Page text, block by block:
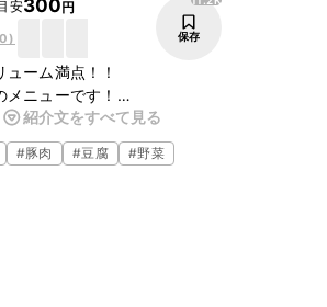
安300円
) 保存
ーム満点！！
ニューです！
よく合うので、もりもり食が進んでしまいま
いレシピ、何度もリピートしたくなっちゃい
紹介文をすべて見る
#豚肉 #豆腐 #野菜